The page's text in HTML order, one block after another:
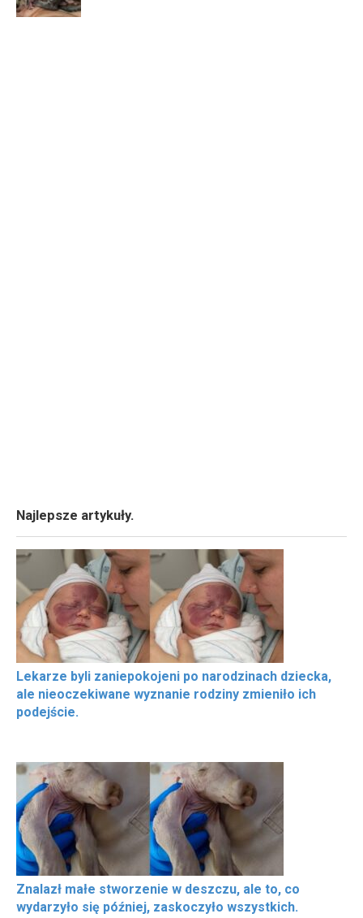
Najlepsze artykuły.
Lekarze byli zaniepokojeni po narodzinach dziecka,
ale nieoczekiwane wyznanie rodziny zmieniło ich
podejście.
Znalazł małe stworzenie w deszczu, ale to, co
wydarzyło się później, zaskoczyło wszystkich.